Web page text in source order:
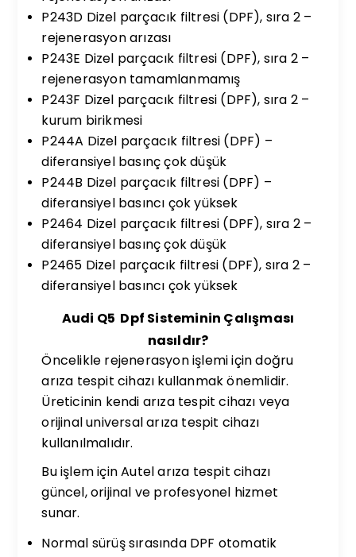
P243D Dizel parçacık filtresi (DPF), sıra 2 –
rejenerasyon arızası
P243E Dizel parçacık filtresi (DPF), sıra 2 –
rejenerasyon tamamlanmamış
P243F Dizel parçacık filtresi (DPF), sıra 2 –
kurum birikmesi
P244A Dizel parçacık filtresi (DPF) –
diferansiyel basınç çok düşük
P244B Dizel parçacık filtresi (DPF) –
diferansiyel basıncı çok yüksek
P2464 Dizel parçacık filtresi (DPF), sıra 2 –
diferansiyel basınç çok düşük
P2465 Dizel parçacık filtresi (DPF), sıra 2 –
diferansiyel basıncı çok yüksek
Audi Q5 Dpf Sisteminin Çalışması
nasıldır?
Öncelikle rejenerasyon işlemi için doğru
arıza tespit cihazı kullanmak önemlidir.
Üreticinin kendi arıza tespit cihazı veya
orijinal universal arıza tespit cihazı
kullanılmalıdır.
Bu işlem için Autel arıza tespit cihazı
güncel, orijinal ve profesyonel hizmet
sunar.
Normal sürüş sırasında DPF otomatik